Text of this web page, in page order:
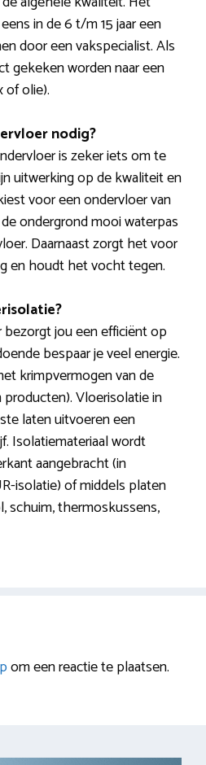
in de 6 t/m 15 jaar een
door een vakspecialist. Als
gekeken worden naar een
of olie).
nodig?
is zeker iets om te
uitwerking op de kwaliteit en
voor een ondervloer van
ondergrond mooi waterpas
Daarnaast zorgt het voor
en houdt het vocht tegen.
bezorgt jou een efficiënt op
bespaar je veel energie.
krimpvermogen van de
Vloerisolatie in
laten uitvoeren een
Isolatiemateriaal wordt
aangebracht (in
isolatie) of middels platen
schuim, thermoskussens,
om een reactie te plaatsen.